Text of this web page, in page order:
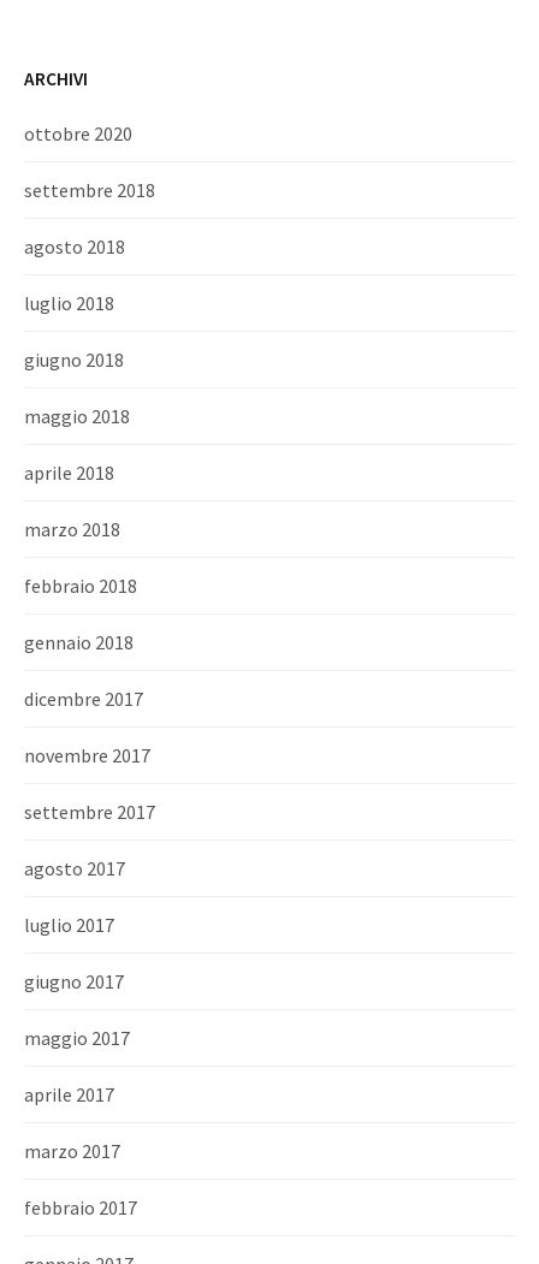
ARCHIVI
ottobre 2020
settembre 2018
agosto 2018
luglio 2018
giugno 2018
maggio 2018
aprile 2018
marzo 2018
febbraio 2018
gennaio 2018
dicembre 2017
novembre 2017
settembre 2017
agosto 2017
luglio 2017
giugno 2017
maggio 2017
aprile 2017
marzo 2017
febbraio 2017